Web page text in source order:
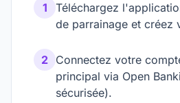
1
Téléchargez
de parrainage et créez
2 Connectez votre
principal via Open
sécurisée).